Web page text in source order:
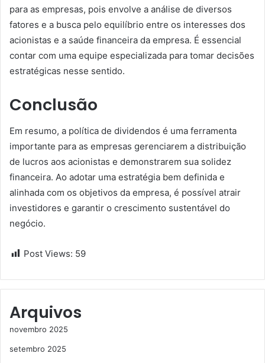
para as empresas, pois envolve a análise de diversos
fatores e a busca pelo equilíbrio entre os interesses dos
acionistas e a saúde financeira da empresa. É essencial
contar com uma equipe especializada para tomar decisões
estratégicas nesse sentido.
Conclusão
Em resumo, a política de dividendos é uma ferramenta
importante para as empresas gerenciarem a distribuição
de lucros aos acionistas e demonstrarem sua solidez
financeira. Ao adotar uma estratégia bem definida e
alinhada com os objetivos da empresa, é possível atrair
investidores e garantir o crescimento sustentável do
negócio.
Post Views: 59
Arquivos
novembro 2025
setembro 2025